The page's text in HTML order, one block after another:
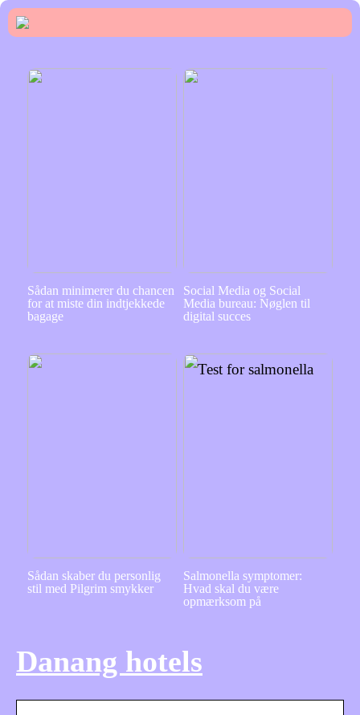
Sådan minimerer du chancen
for at miste din indtjekkede
bagage
Social Media og Social
Media bureau: Nøglen til
digital succes
Sådan skaber du personlig
stil med Pilgrim smykker
Salmonella symptomer:
Hvad skal du være
opmærksom på
Danang hotels